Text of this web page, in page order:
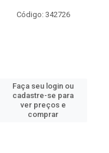
Código: 342726
Faça seu login ou
cadastre-se para
ver preços e
comprar